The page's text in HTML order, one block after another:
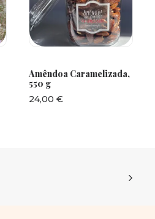
Amêndoa Caramelizada,
550 g
24,00 €